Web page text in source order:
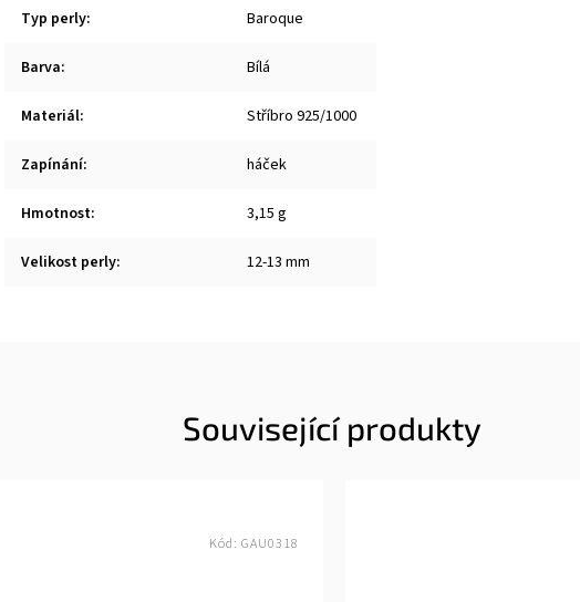
Typ perly: Baroque
Barva: Bílá
Materiál: Stříbro 925/1000
Zapínání: háček
Hmotnost: 3,15 g
Velikost perly: 12-13 mm
Související produkty
Kód: GAU0318